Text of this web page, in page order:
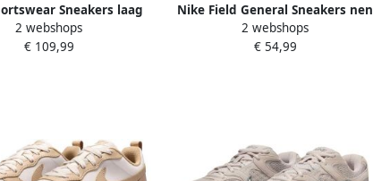
Sneakers laag
1 Retro Premium'
crème
2 webshops
€ 109,99
Nike Field General Sneakers nen
Kinderen Bruin Wit
2 webshops
€ 54,99